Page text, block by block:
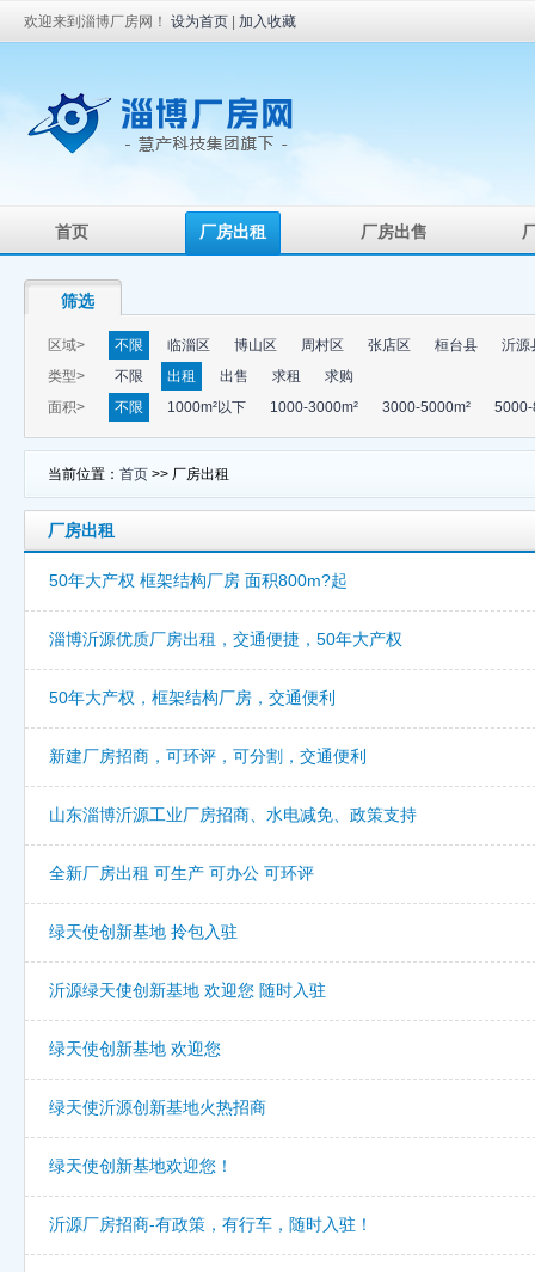
欢迎来到淄博厂房网！ 设为首页 加入收藏
首页 厂房出租 厂房出售
筛选
区域> 不限 临淄区 博山区 周村区 张店区 桓台县
沂源
类型>
不限 出租 出售 求租
求购
面积>
不限 1000m²以下 1000-3000m² 3000-5000m² 5000-
当前位置： 首页 >> 厂房出租
厂房出租
50年大产权 框架结构厂房 面积800m?起
淄博沂源优质厂房出租，交通便捷，50年大产权
50年大产权，框架结构厂房，交通便利
新建厂房招商，可环评，可分割，交通便利
山东淄博沂源工业厂房招商、水电减免、政策支持
全新厂房出租 可生产 可办公 可环评
绿天使创新基地 拎包入驻
沂源绿天使创新基地 欢迎您 随时入驻
绿天使创新基地 欢迎您
绿天使沂源创新基地火热招商
绿天使创新基地欢迎您！
沂源厂房招商-有政策，有行车，随时入驻！